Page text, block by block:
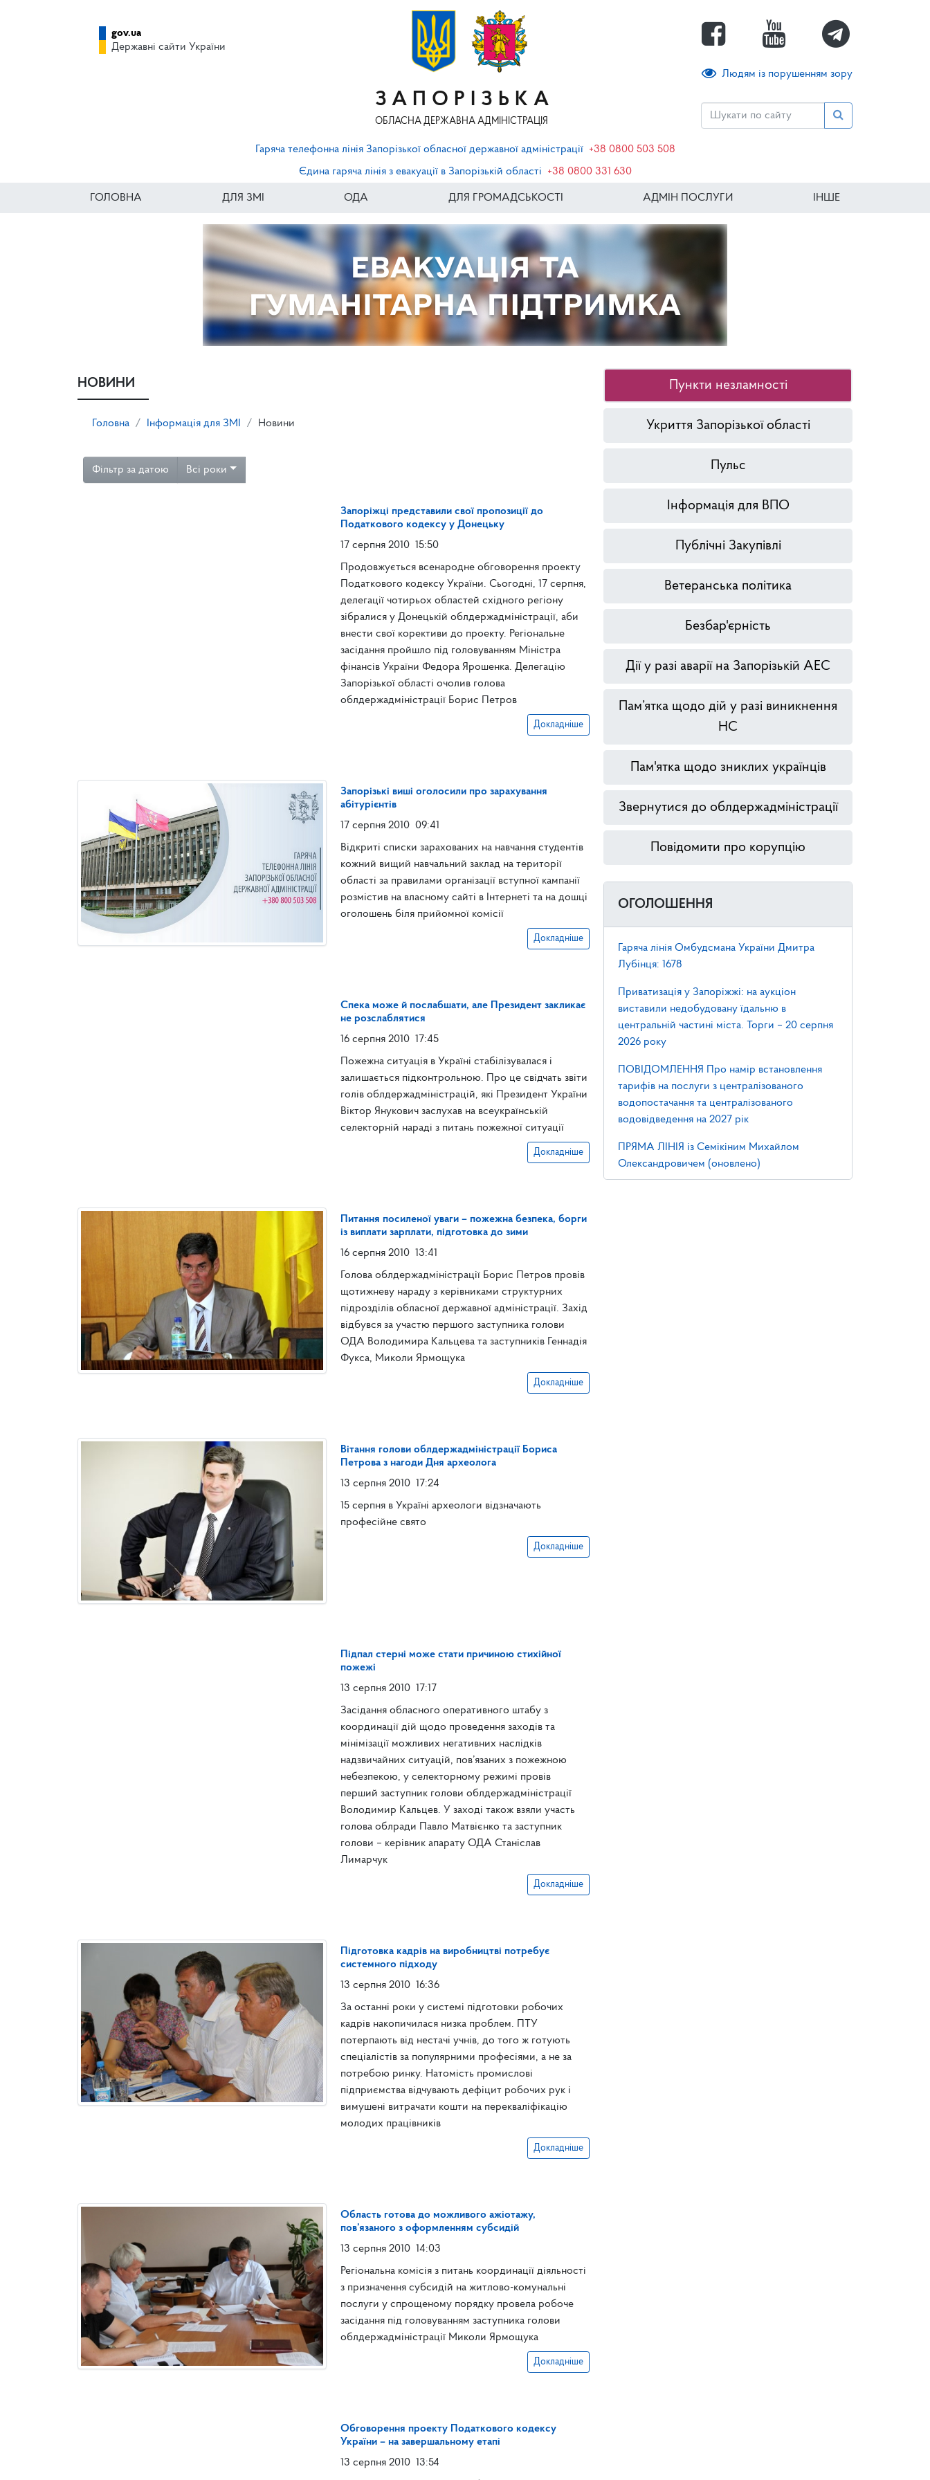
ЗАПОРІЗЬКА
ОБЛАСНА ДЕРЖАВНА АДМІНІСТРАЦІЯ
Людям із порушенням зору
gov.ua
Державні сайти України
Гаряча телефонна лінія Запорізької обласної державної адміністрації +38 0800 503 508
Єдина гаряча лінія з евакуації в Запорізькій області
+38 0800 331 630
ГОЛОВНА ДЛЯ ЗМІ ОДА ДЛЯ ГРОМАДСЬКОСТІ АДМІН ПОСЛУГИ ІНШЕ
НОВИНИ
Головна Інформація для ЗМІ Новини
Фільтр за датою Всі роки
Запоріжці представили свої пропозиції до
Податкового кодексу у Донецьку
17 серпня 2010 15:50
Продовжується всенародне обговорення проекту
Податкового кодексу України. Сьогодні, 17 серпня,
делегації чотирьох областей східного регіону
зібралися у Донецькій облдержадміністрації, аби
внести свої корективи до проекту. Регіональне
засідання пройшло під головуванням Міністра
фінансів України Федора Ярошенка. Делегацію
Запорізької області очолив голова
облдержадміністрації Борис Петров
Докладніше
Запорізькі виші оголосили про зарахування
абітурієнтів
17 серпня 2010 09:41
Відкриті списки зарахованих на навчання студентів
кожний вищий навчальний заклад на території
області за правилами організації вступної кампанії
розмістив на власному сайті в Інтернеті та на дошці
оголошень біля прийомної комісії
Докладніше
Спека може й послабшати, але Президент закликає
не розслаблятися
16 серпня 2010 17:45
Пожежна ситуація в Україні стабілізувалася і
залишається підконтрольною. Про це свідчать звіти
голів облдержадміністрацій, які Президент України
Віктор Янукович заслухав на всеукраїнській
селекторній нараді з питань пожежної ситуації
Докладніше
Питання посиленої уваги – пожежна безпека, борги
із виплати зарплати, підготовка до зими
16 серпня 2010 13:41
Голова облдержадміністрації Борис Петров провів
щотижневу нараду з керівниками структурних
підрозділів обласної державної адміністрації. Захід
відбувся за участю першого заступника голови
ОДА Володимира Кальцева та заступників Геннадія
Фукса, Миколи Ярмощука
Докладніше
Вітання голови облдержадміністрації Бориса
Петрова з нагоди Дня археолога
13 серпня 2010 17:24
15 серпня в Україні археологи відзначають
професійне свято
Докладніше
Підпал стерні може стати причиною стихійної
пожежі
13 серпня 2010 17:17
Засідання обласного оперативного штабу з
координації дій щодо проведення заходів та
мінімізації можливих негативних наслідків
надзвичайних ситуацій, пов’язаних з пожежною
небезпекою, у селекторному режимі провів
перший заступник голови облдержадміністрації
Володимир Кальцев. У заході також взяли участь
голова облради Павло Матвієнко та заступник
голови – керівник апарату ОДА Станіслав
Лимарчук
Докладніше
Підготовка кадрів на виробництві потребує
системного підходу
13 серпня 2010 16:36
За останні роки у системі підготовки робочих
кадрів накопичилася низка проблем. ПТУ
потерпають від нестачі учнів, до того ж готують
спеціалістів за популярними професіями, а не за
потребою ринку. Натомість промислові
підприємства відчувають дефіцит робочих рук і
вимушені витрачати кошти на перекваліфікацію
молодих працівників
Докладніше
Область готова до можливого ажіотажу,
пов’язаного з оформленням субсидій
13 серпня 2010 14:03
Регіональна комісія з питань координації діяльності
з призначення субсидій на житлово-комунальні
послуги у спрощеному порядку провела робоче
засідання під головуванням заступника голови
облдержадміністрації Миколи Ярмощука
Докладніше
Обговорення проекту Податкового кодексу
України – на завершальному етапі
13 серпня 2010 13:54
Пункти незламності
Укриття Запорізької області
Пульс
Інформація для ВПО
Публічні Закупівлі
Ветеранська політика
Безбар'єрність
Дії у разі аварії на Запорізькій АЕС
Пам’ятка щодо дій у разі виникнення
НС
Пам'ятка щодо зниклих українців
Звернутися до облдержадміністрації
Повідомити про корупцію
ОГОЛОШЕННЯ
Гаряча лінія Омбудсмана України Дмитра
Лубінця: 1678
Приватизація у Запоріжжі: на аукціон
виставили недобудовану їдальню в
центральній частині міста. Торги – 20 серпня
2026 року
ПОВІДОМЛЕННЯ Про намір встановлення
тарифів на послуги з централізованого
водопостачання та централізованого
водовідведення на 2027 рік
ПРЯМА ЛІНІЯ із Семікіним Михайлом
Олександровичем (оновлено)